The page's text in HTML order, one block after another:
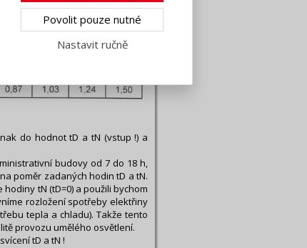
Povolit pouze nutné
Nastavit ručně
činiteli. Nejčastěji jsou použity
dává) 1.
do hodnot tD a tN (vstup !) a
budovy od 7 do 18 h,
poměr zadaných hodin tD a tN.
tN (tD=0) a použili bychom
rozložení spotřeby elektřiny
tepla a chladu). Takže tento
provozu umělého osvětlení.
tD a tN !